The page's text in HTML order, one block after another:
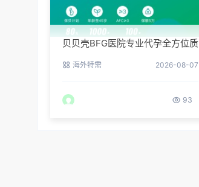
贝贝壳BFG医院专业代孕全方位质
海外特需 2026-08-07
93